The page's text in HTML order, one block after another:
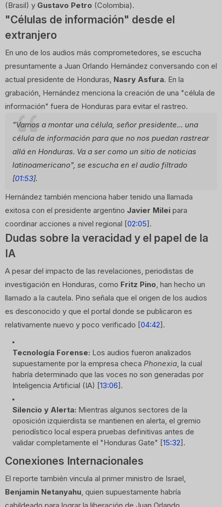
(Brasil) y Gustavo Petro (Colombia).
"Células de información" desde el
extranjero
En uno de los audios más comprometedores, se escucha
presuntamente a Juan Orlando Hernández conversando con el
actual presidente de Honduras, Nasry Asfura. En la
grabación, Hernández menciona la creación de una "célula de
información" fuera de Honduras para evitar el rastreo.
"Vamos a montar una célula, señor presidente... una
célula de información para que no nos puedan rastrear
allá en Honduras. Va a ser como un sitio de noticias
latinoamericano", se escucha en el audio filtrado
[01:53].
Hernández también menciona haber tenido una llamada
exitosa con el presidente argentino Javier Milei para
coordinar acciones a nivel regional [02:05].
Dudas sobre la veracidad y el papel de la
IA
A pesar del impacto de las revelaciones, periodistas de
investigación en Honduras, como Fritz Pino, han hecho un
llamado a la cautela. Pino señala que el origen de los audios
es desconocido y que el portal donde se publicaron es
relativamente nuevo y poco verificado [04:42].
Tecnología Forense: Los audios fueron analizados
supuestamente por la empresa checa Phonexia, la cual
habría determinado que las voces no son generadas por
Inteligencia Artificial (IA) [13:06].
Silencio y Alerta: Mientras algunos sectores de la
oposición izquierdista se mantienen en alerta, el gremio
periodístico local espera pruebas definitivas antes de
validar completamente el "Honduras Gate" [15:32].
Conexiones Internacionales
El reporte también vincula al primer ministro de Israel,
Benjamin Netanyahu, quien supuestamente habría